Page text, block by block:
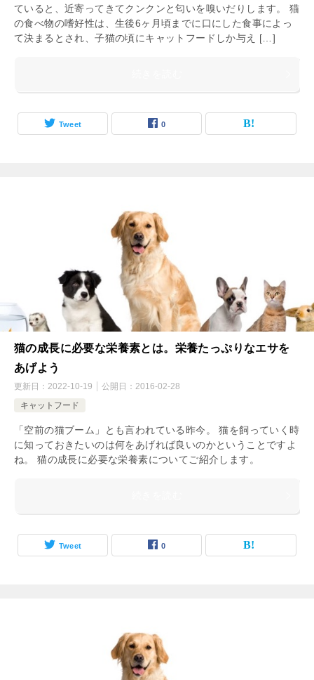
ていると、近寄ってきてクンクンと匂いを嗅いだりします。 猫
の食べ物の嗜好性は、生後6ヶ月頃までに口にした食事によっ
て決まるとされ、子猫の頃にキャットフードしか与え […]
Tweet 0
猫の成長に必要な栄養素とは。栄養たっぷりなエサを
あげよう
更新日： 2022-10-19 公開日： 2016-02-28
キャットフード
「空前の猫ブーム」とも言われている昨今。 猫を飼っていく時
に知っておきたいのは何をあげれば良いのかということですよ
ね。 猫の成長に必要な栄養素についてご紹介します。
Tweet 0